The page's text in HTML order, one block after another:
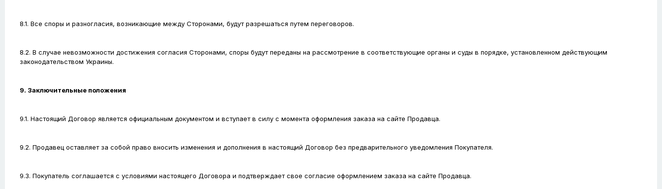
8.1. Все споры и разногласия, возникающие между Сторонами, будут разрешаться путем переговоров.
8.2. В случае невозможности достижения согласия Сторонами, споры будут переданы на рассмотрение в соответствующие органы и суды в порядке, установленном действующим
законодательством Украины.
9. Заключительные положения
9.1. Настоящий Договор является официальным документом и вступает в силу с момента оформления заказа на сайте Продавца.
9.2. Продавец оставляет за собой право вносить изменения и дополнения в настоящий Договор без предварительного уведомления Покупателя.
9.3. Покупатель соглашается с условиями настоящего Договора и подтверждает свое согласие оформлением заказа на сайте Продавца.